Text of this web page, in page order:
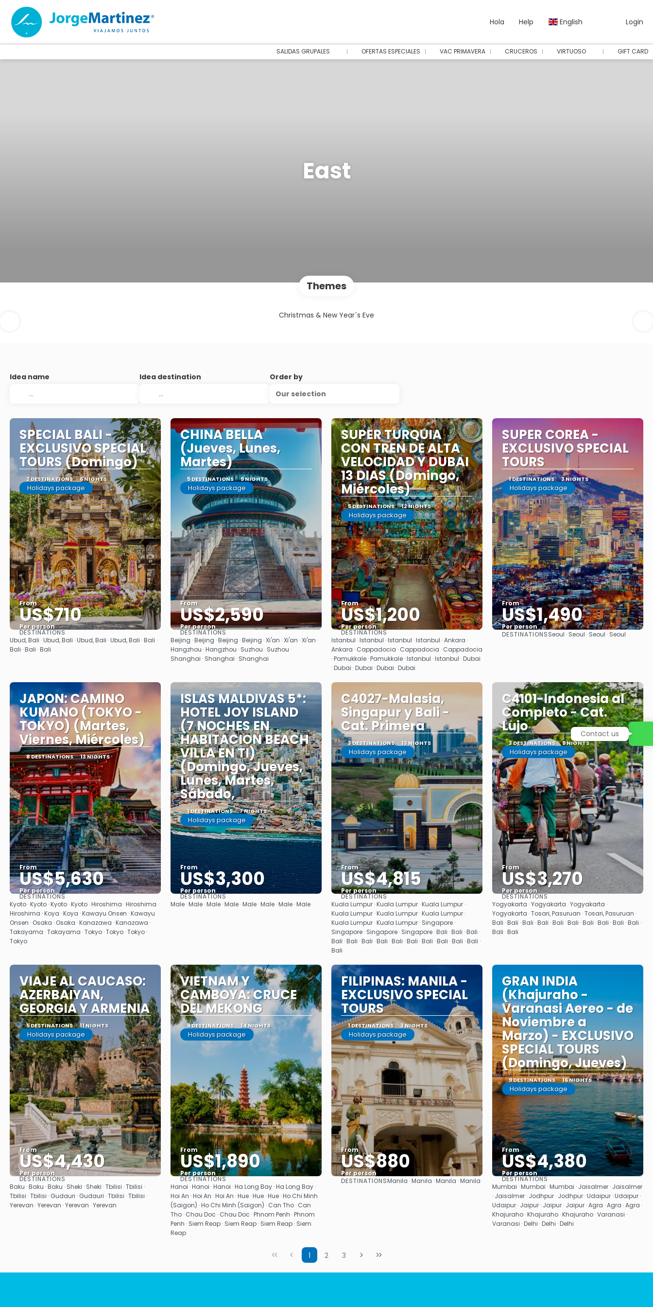
Hola Help English Login
SALIDAS GRUPALES OFERTAS ESPECIALES VAC PRIMAVERA CRUCEROS VIRTUOSO GIFT CARD
East
Themes
Christmas & New Year´s Eve
Idea name Idea destination
Order by
Our selection
SPECIAL BALI -
EXCLUSIVO SPECIAL
TOURS (Domingo)
2 DESTINATIONS 6 NIGHTS
Holidays package
From
US$710
Per person
See
DESTINATIONS
Ubud, Bali · Ubud, Bali · Ubud, Bali · Ubud, Bali · Bali ·
Bali · Bali · Bali
CHINA BELLA
(Jueves, Lunes,
Martes)
5 DESTINATIONS 9 NIGHTS
Holidays package
From
US$2,590
Per person
See
DESTINATIONS
Beijing · Beijing · Beijing · Beijing · Xi'an · Xi'an · Xi'an ·
Hangzhou · Hangzhou · Suzhou · Suzhou ·
Shanghai · Shanghai · Shanghai
SUPER TURQUIA
CON TREN DE ALTA
VELOCIDAD Y DUBAI
13 DIAS (Domingo,
Miércoles)
5 DESTINATIONS 12 NIGHTS
Holidays package
From
US$1,200
Per person
See
DESTINATIONS
Istanbul · Istanbul · Istanbul · Istanbul · Ankara ·
Ankara · Cappadocia · Cappadocia · Cappadocia
· Pamukkale · Pamukkale · Istanbul · Istanbul · Dubai
· Dubai · Dubai · Dubai · Dubai
SUPER COREA -
EXCLUSIVO SPECIAL
TOURS
1 DESTINATIONS 3 NIGHTS
Holidays package
From
US$1,490
Per person
See
DESTINATIONSSeoul · Seoul · Seoul · Seoul
JAPON: CAMINO
KUMANO (TOKYO -
TOKYO) (Martes,
Viernes, Miércoles)
8 DESTINATIONS 13 NIGHTS
From
US$5,630
Per person
See
DESTINATIONS
Kyoto · Kyoto · Kyoto · Kyoto · Hiroshima · Hiroshima ·
Hiroshima · Koya · Koya · Kawayu Onsen · Kawayu
Onsen · Osaka · Osaka · Kanazawa · Kanazawa ·
Takayama · Takayama · Tokyo · Tokyo · Tokyo ·
Tokyo
ISLAS MALDIVAS 5*:
HOTEL JOY ISLAND
(7 NOCHES EN
HABITACION BEACH
VILLA EN TI)
(Domingo, Jueves,
Lunes, Martes,
Sábado,
1 DESTINATIONS 7 NIGHTS
Holidays package
From
US$3,300
Per person
See
DESTINATIONS
Male · Male · Male · Male · Male · Male · Male · Male
C4027-Malasia,
Singapur y Bali -
Cat. Primera
3 DESTINATIONS 13 NIGHTS
Holidays package
From
US$4,815
Per person
See
DESTINATIONS
Kuala Lumpur · Kuala Lumpur · Kuala Lumpur ·
Kuala Lumpur · Kuala Lumpur · Kuala Lumpur ·
Kuala Lumpur · Kuala Lumpur · Singapore ·
Singapore · Singapore · Singapore · Bali · Bali · Bali ·
Bali · Bali · Bali · Bali · Bali · Bali · Bali · Bali · Bali · Bali ·
Bali
C4101-Indonesia al
Completo - Cat.
Lujo
3 DESTINATIONS 9 NIGHTS
Holidays package
From
US$3,270
Per person
See
DESTINATIONS
Yogyakarta · Yogyakarta · Yogyakarta ·
Yogyakarta · Tosari, Pasuruan · Tosari, Pasuruan ·
Bali · Bali · Bali · Bali · Bali · Bali · Bali · Bali · Bali · Bali ·
Bali · Bali
VIAJE AL CAUCASO:
AZERBAIYAN,
GEORGIA Y ARMENIA
5 DESTINATIONS 11 NIGHTS
Holidays package
From
US$4,430
Per person
See
DESTINATIONS
Baku · Baku · Baku · Sheki · Sheki · Tbilisi · Tbilisi ·
Tbilisi · Tbilisi · Gudauri · Gudauri · Tbilisi · Tbilisi ·
Yerevan · Yerevan · Yerevan · Yerevan
VIETNAM Y
CAMBOYA: CRUCE
DEL MEKONG
9 DESTINATIONS 14 NIGHTS
Holidays package
From
US$1,890
Per person
See
DESTINATIONS
Hanoi · Hanoi · Hanoi · Ha Long Bay · Ha Long Bay ·
Hoi An · Hoi An · Hoi An · Hue · Hue · Hue · Ho Chi Minh
(Saigon) · Ho Chi Minh (Saigon) · Can Tho · Can
Tho · Chau Doc · Chau Doc · Phnom Penh · Phnom
Penh · Siem Reap · Siem Reap · Siem Reap · Siem
Reap
FILIPINAS: MANILA -
EXCLUSIVO SPECIAL
TOURS
1 DESTINATIONS 3 NIGHTS
Holidays package
From
US$880
Per person
See
DESTINATIONSManila · Manila · Manila · Manila
GRAN INDIA
(Khajuraho -
Varanasi Aereo - de
Noviembre a
Marzo) - EXCLUSIVO
SPECIAL TOURS
(Domingo, Jueves)
9 DESTINATIONS 16 NIGHTS
Holidays package
From
US$4,380
Per person
See
DESTINATIONS
Mumbai · Mumbai · Mumbai · Jaisalmer · Jaisalmer
· Jaisalmer · Jodhpur · Jodhpur · Udaipur · Udaipur ·
Udaipur · Jaipur · Jaipur · Jaipur · Agra · Agra · Agra ·
Khajuraho · Khajuraho · Khajuraho · Varanasi ·
Varanasi · Delhi · Delhi · Delhi
1 2 3
Contact us